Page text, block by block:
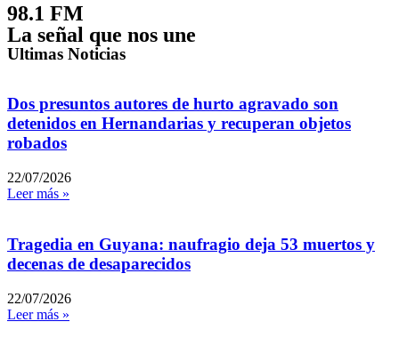
98.1 FM
La señal que nos une
Ultimas Noticias
Dos presuntos autores de hurto agravado son
detenidos en Hernandarias y recuperan objetos
robados
22/07/2026
Leer más »
Tragedia en Guyana: naufragio deja 53 muertos y
decenas de desaparecidos
22/07/2026
Leer más »